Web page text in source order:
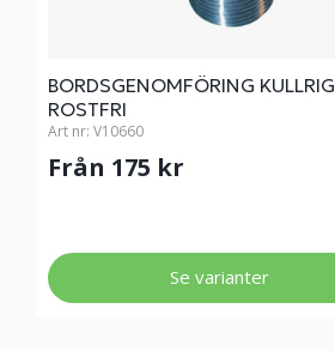
BORDSGENOMFÖRING KULLRIG
ROSTFRI
Art nr: V10660
Från 175 kr
Se varianter